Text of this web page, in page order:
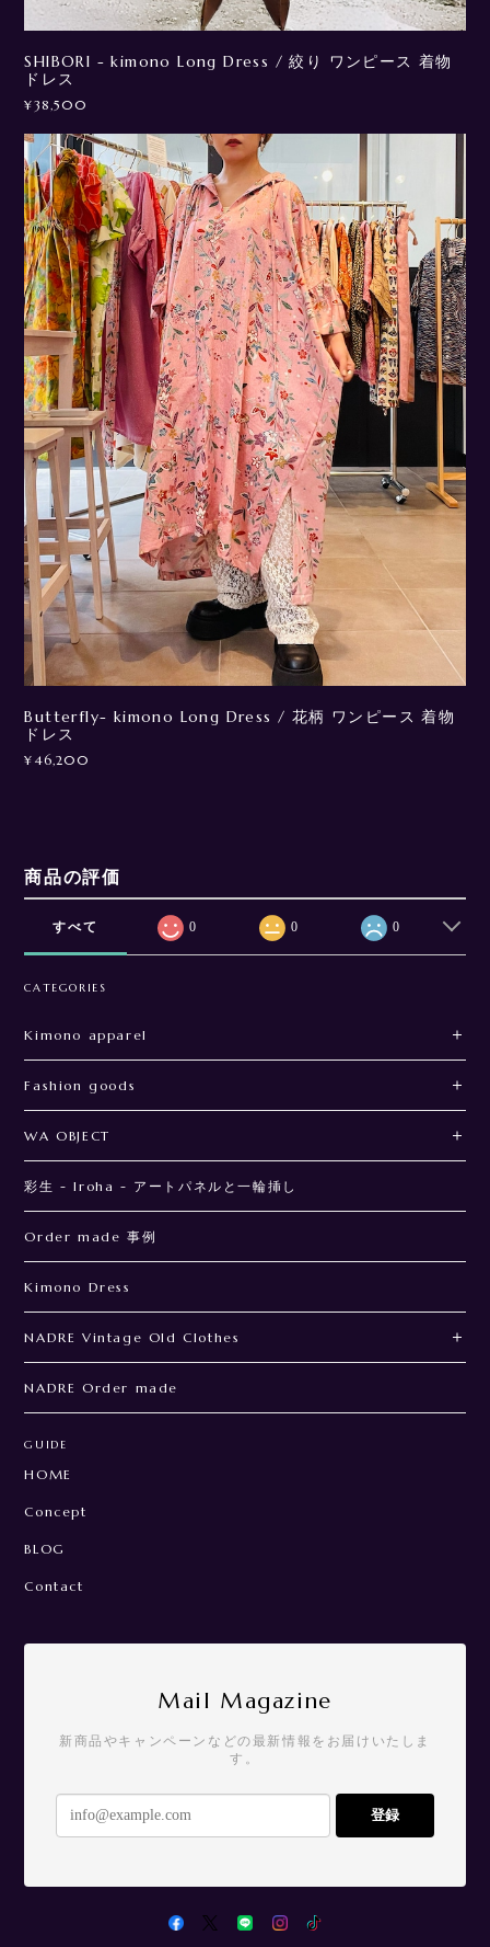
SHIBORI - kimono Long Dress / 絞り ワンピース 着物
ドレス
¥38,500
Butterfly- kimono Long Dress / 花柄 ワンピース 着物
ドレス
¥46,200
商品の評価
すべて 0 0 0
CATEGORIES
Kimono apparel
Fashion goods
WA OBJECT
彩生 - Iroha - アートパネルと一輪挿し
Order made 事例
Kimono Dress
NADRE Vintage Old Clothes
NADRE Order made
GUIDE
HOME
Concept
BLOG
Contact
Mail Magazine
新商品やキャンペーンなどの最新情報をお届けいたしま
す。
登録